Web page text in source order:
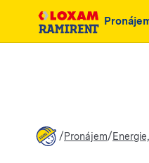
/Pronájem/